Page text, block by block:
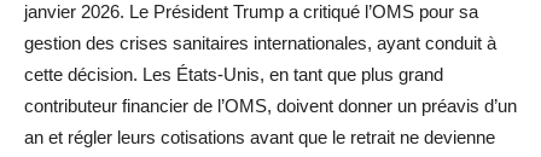
janvier 2026. Le Président Trump a critiqué l’OMS pour sa
gestion des crises sanitaires internationales, ayant conduit à
cette décision. Les États-Unis, en tant que plus grand
contributeur financier de l’OMS, doivent donner un préavis d’un
an et régler leurs cotisations avant que le retrait ne devienne